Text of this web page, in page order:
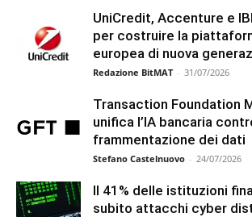
UniCredit, Accenture e
per costruire la
europea di nuova
Redazione BitMAT - 31/07/2026
Transaction Foundation
unifica l’IA bancaria
frammentazione dei dati
Stefano Castelnuovo - 24/07/2026
Il 41% delle istituzioni
subito attacchi cyber